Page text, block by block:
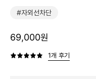
#자외선차단
69,000원
1개 후기